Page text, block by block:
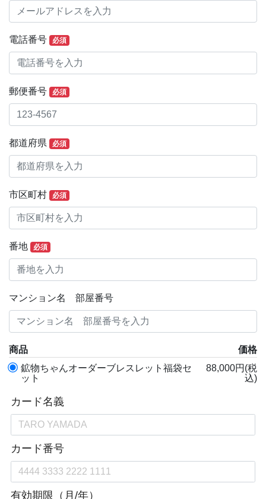
電話番号 必須
郵便番号 必須
都道府県 必須
市区町村 必須
番地 必須
マンション名 部屋番号
商品
価格
鉱物ちゃんオーダーブレスレット福袋セ
ット
88,000円(税
込)